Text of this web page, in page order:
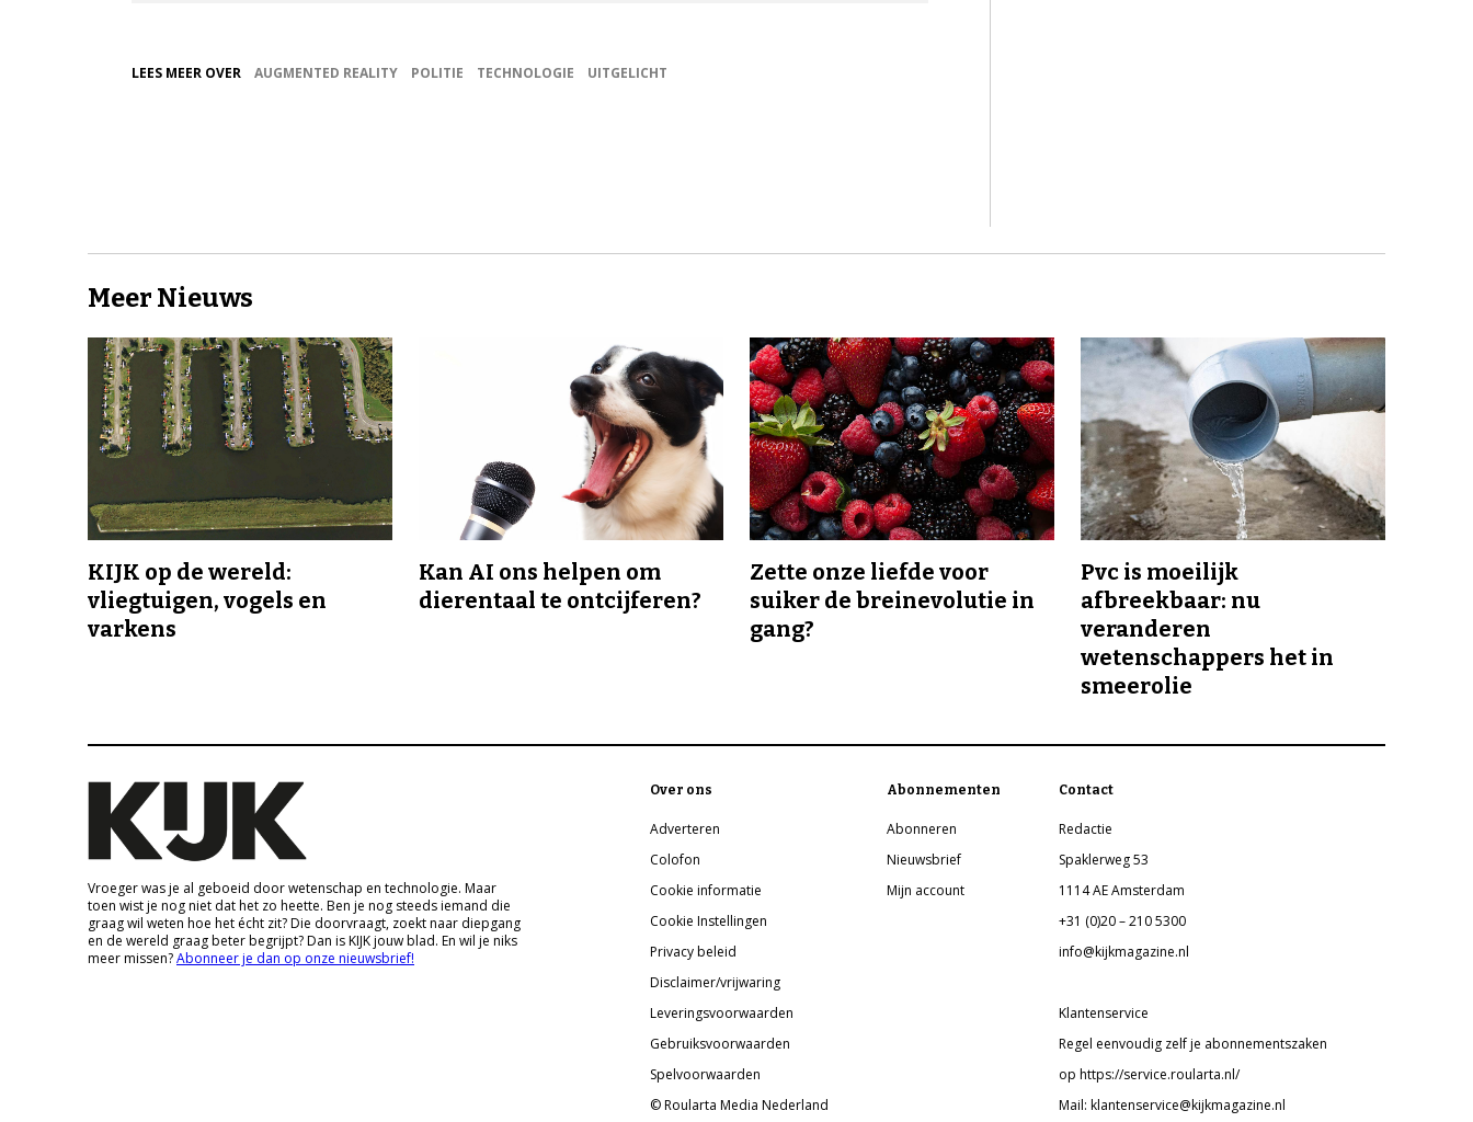
LEES MEER OVER AUGMENTED REALITY POLITIE TECHNOLOGIE UITGELICHT
Meer Nieuws
KIJK op de wereld:
vliegtuigen, vogels en
varkens
Kan AI ons helpen om
dierentaal te ontcijferen?
Zette onze liefde voor
suiker de breinevolutie in
gang?
Pvc is moeilijk
afbreekbaar: nu
veranderen
wetenschappers het in
smeerolie
Vroeger was je al geboeid door wetenschap en technologie. Maar
toen wist je nog niet dat het zo heette. Ben je nog steeds iemand die
graag wil weten hoe het écht zit? Die doorvraagt, zoekt naar diepgang
en de wereld graag beter begrijpt? Dan is KIJK jouw blad. En wil je niks
meer missen?Abonneer je dan op onze nieuwsbrief!
Over ons
Adverteren
Colofon
Cookie informatie
Cookie Instellingen
Privacy beleid
Disclaimer/vrijwaring
Leveringsvoorwaarden
Gebruiksvoorwaarden
Spelvoorwaarden
© Roularta Media Nederland
Abonnementen
Abonneren
Nieuwsbrief
Mijn account
Contact
Redactie
Spaklerweg 53
1114 AE Amsterdam
+31 (0)20 – 210 5300
info@kijkmagazine.nl
Klantenservice
Regel eenvoudig zelf je abonnementszaken
op https://service.roularta.nl/
Mail: klantenservice@kijkmagazine.nl